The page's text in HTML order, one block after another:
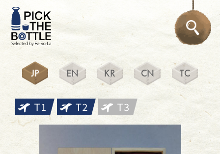
JP EN KR CN TC